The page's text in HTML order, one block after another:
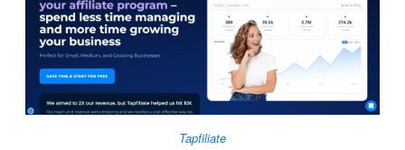
Tapfiliate